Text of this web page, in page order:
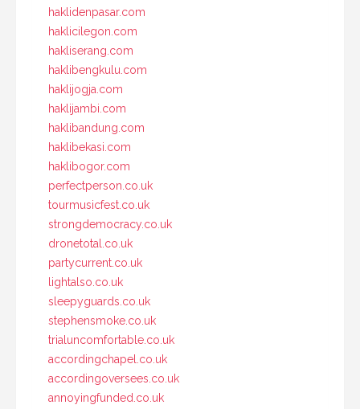
haklidenpasar.com
haklicilegon.com
hakliserang.com
haklibengkulu.com
haklijogja.com
haklijambi.com
haklibandung.com
haklibekasi.com
haklibogor.com
perfectperson.co.uk
tourmusicfest.co.uk
strongdemocracy.co.uk
dronetotal.co.uk
partycurrent.co.uk
lightalso.co.uk
sleepyguards.co.uk
stephensmoke.co.uk
trialuncomfortable.co.uk
accordingchapel.co.uk
accordingoversees.co.uk
annoyingfunded.co.uk